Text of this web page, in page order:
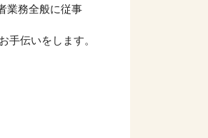
業務全般に従事
手伝いをします。